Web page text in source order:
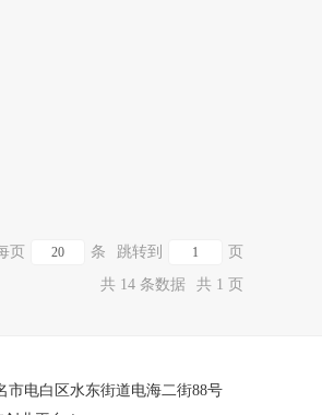
页 条 跳转到
页
共 14 条数据
共 1 页
市电白区水东街道电海二街88号